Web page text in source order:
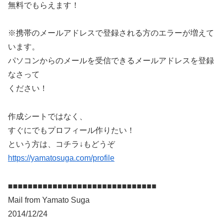
無料でもらえます！
※携帯のメールアドレスで登録される方のエラーが増えて
います。
パソコンからのメールを受信できるメールアドレスを登録
なさって
ください！
作成シートではなく、
すぐにでもプロフィール作りたい！
という方は、コチラ↓もどうぞ
https://yamatosuga.com/profile
■■■■■■■■■■■■■■■■■■■■■■■■■■■■■■
Mail from Yamato Suga
2014/12/24